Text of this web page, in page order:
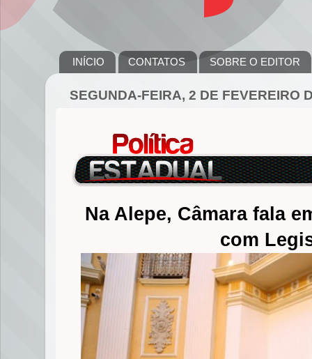
INÍCIO CONTATOS SOBRE O EDITOR
SEGUNDA-FEIRA, 2 DE FEVEREIRO
Na Alepe, Câmara fala
com